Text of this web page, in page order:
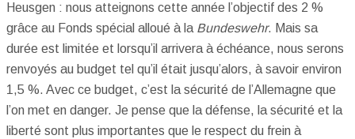
Heusgen : nous atteignons cette année l’objectif des 2 %
grâce au Fonds spécial alloué à la Bundeswehr. Mais sa
durée est limitée et lorsqu’il arrivera à échéance, nous serons
renvoyés au budget tel qu’il était jusqu’alors, à savoir environ
1,5 %. Avec ce budget, c’est la sécurité de l’Allemagne que
l’on met en danger. Je pense que la défense, la sécurité et la
liberté sont plus importantes que le respect du frein à